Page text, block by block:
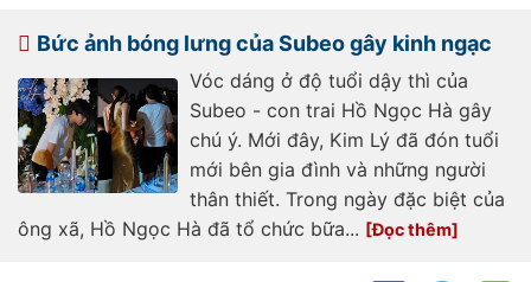
209241202140414927.htm
Bức ảnh bóng lưng của Subeo gây kinh ngạc
Vóc dáng ở độ tuổi dậy thì của
Subeo - con trai Hồ Ngọc Hà gây
chú ý. Mới đây, Kim Lý đã đón tuổi
mới bên gia đình và những người
thân thiết. Trong ngày đặc biệt của
ông xã, Hồ Ngọc Hà đã tổ chức bữa...